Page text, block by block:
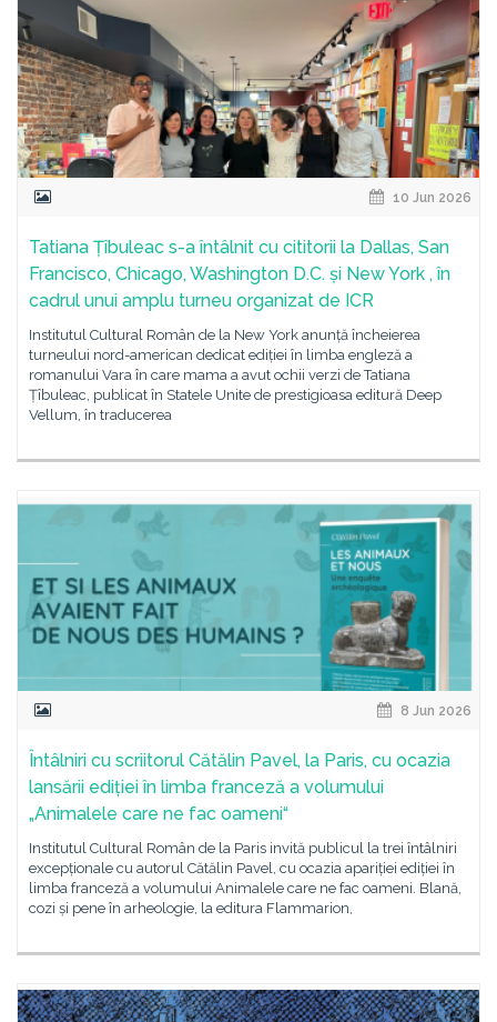
10 Jun 2026
Tatiana Țîbuleac s-a întâlnit cu cititorii la Dallas, San
Francisco, Chicago, Washington D.C. și New York , în
cadrul unui amplu turneu organizat de ICR
Institutul Cultural Român de la New York anunță încheierea
turneului nord-american dedicat ediției în limba engleză a
romanului Vara în care mama a avut ochii verzi de Tatiana
Țîbuleac, publicat în Statele Unite de prestigioasa editură Deep
Vellum, în traducerea
8 Jun 2026
Întâlniri cu scriitorul Cătălin Pavel, la Paris, cu ocazia
lansării ediției în limba franceză a volumului
„Animalele care ne fac oameni“
Institutul Cultural Român de la Paris invită publicul la trei întâlniri
excepționale cu autorul Cătălin Pavel, cu ocazia apariției ediției în
limba franceză a volumului Animalele care ne fac oameni. Blană,
cozi și pene în arheologie, la editura Flammarion,